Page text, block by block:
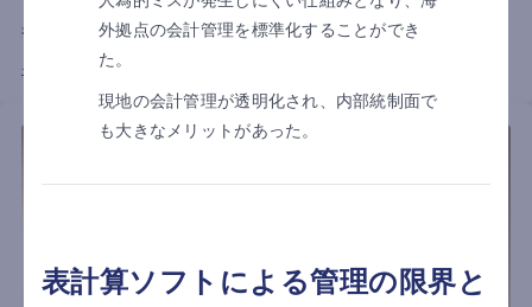
果、今後の展望まで詳しくお話を伺いました。
インタビュー詳細はこちら
外拠点の会計管理を標準化することができ
た。
現地の会計管理が透明化され、内部統制面で
も大きなメリットがあった。
表計算ソフトによる管理の限界と